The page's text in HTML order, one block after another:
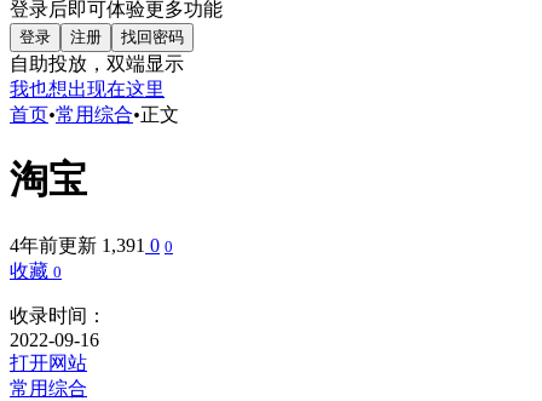
登录后即可体验更多功能
登录 注册 找回密码
自助投放，双端显示
我也想出现在这里
首页•常用综合•正文
淘宝
4年前更新 1,391 0 0
收藏 0
收录时间：
2022-09-16
打开网站
常用综合